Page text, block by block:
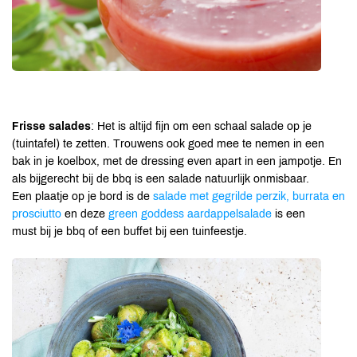
Frisse salades: Het is altijd fijn om een schaal salade op je
(tuintafel) te zetten. Trouwens ook goed mee te nemen in een
bak in je koelbox, met de dressing even apart in een jampotje. En
als bijgerecht bij de bbq is een salade natuurlijk onmisbaar.
Een plaatje op je bord is de salade met gegrilde perzik, burrata en
prosciutto en deze green goddess aardappelsalade is een
must bij je bbq of een buffet bij een tuinfeestje.